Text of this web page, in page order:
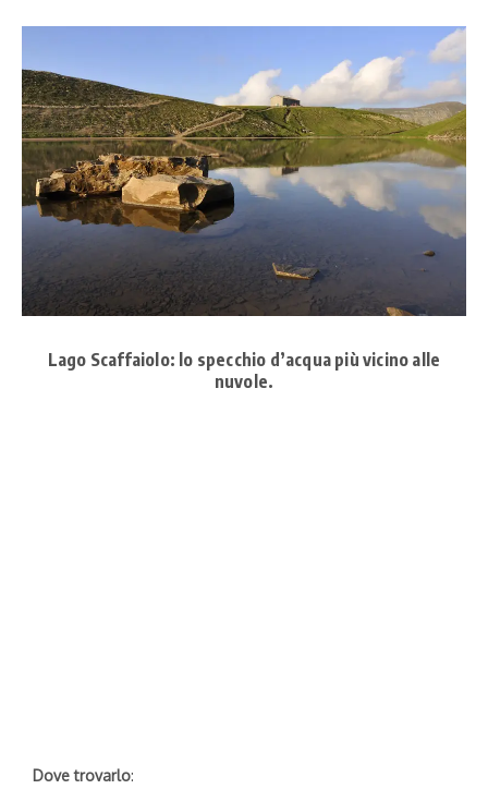
Lago Scaffaiolo: lo specchio d’acqua più vicino alle
nuvole.
Dove trovarlo: